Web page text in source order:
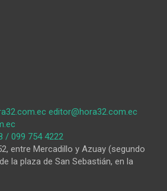
editor@hora32.com.ec
/ 099 754 4222
entre Mercadillo y Azuay (segundo
la plaza de San Sebastián, en la